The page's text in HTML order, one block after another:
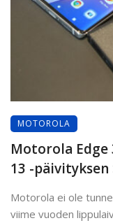
MOTOROLA
Motorola
13 -päivityksen
Motorola ei ole
viime vuoden